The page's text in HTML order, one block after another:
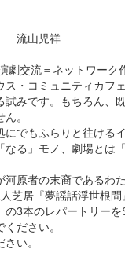
流山児祥
交流＝ネットワーク
・コミュニティカフ
みです。もちろん、
。
でもふらりと往けるイ
なる」モノ、劇場とは
原者の末裔であるわ
芝居『夢謡話浮世根
3本のレパートリーを
ださい。
い。